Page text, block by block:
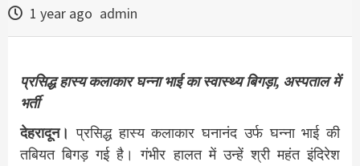
1 year ago admin
प्रसिद्ध हास्य कलाकार घन्ना भाई का स्वास्थ्य बिगड़ा, अस्पताल में
भर्ती
देहरादून। प्रसिद्ध हास्य कलाकार घनानंद उर्फ घन्ना भाई की
तबियत बिगड़ गई है। गंभीर हालत में उन्हें श्री महंत इंदिरेश